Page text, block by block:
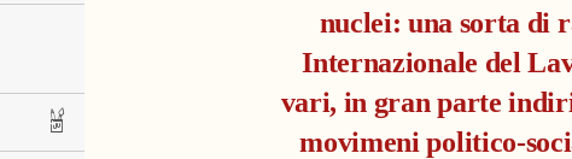
nuclei: una sorta di
Internazionale del
vari, in gran parte
movimeni politico-